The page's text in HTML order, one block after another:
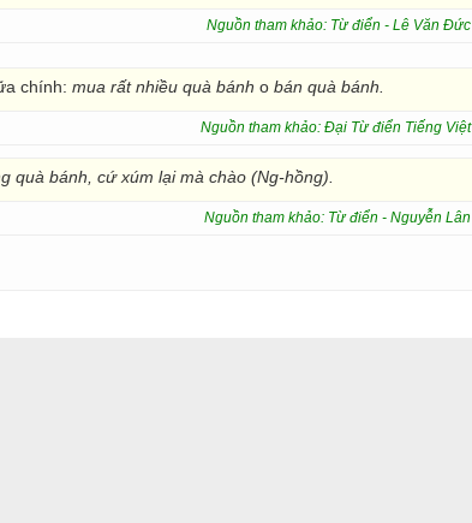
Nguồn tham khảo: Từ điển - Lê Văn Đức
chính: mua rất nhiều quà bánh o bán quà bánh.
Nguồn tham khảo: Đại Từ điển Tiếng Việt
quà bánh, cứ xúm lại mà chào (Ng-hồng).
Nguồn tham khảo: Từ điển - Nguyễn Lân